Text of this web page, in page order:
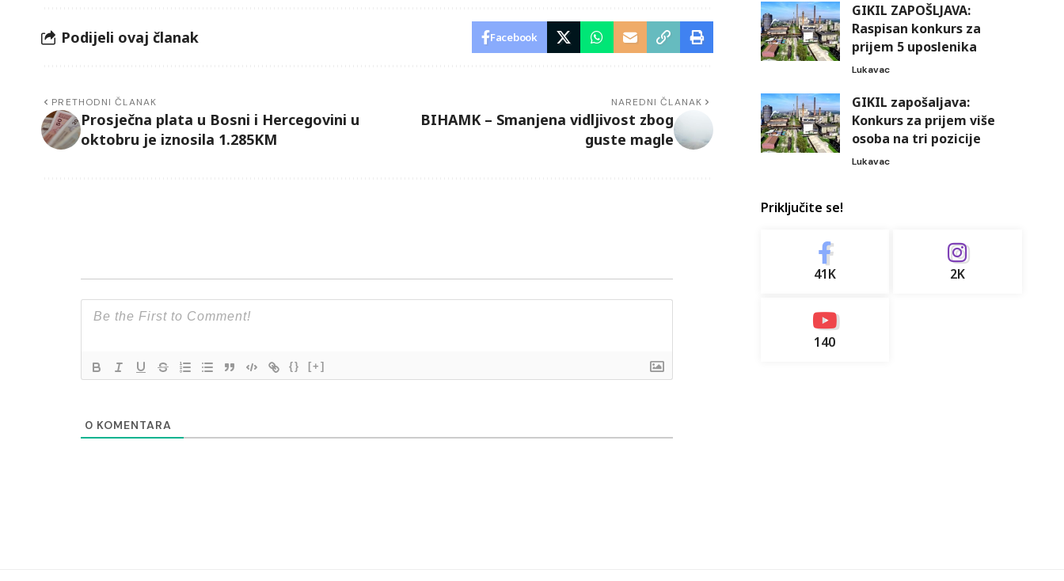
Podijeli ovaj članak Facebook
PRETHODNI ČLANAK
Prosječna plata u Bosni i Hercegovini u
oktobru je iznosila 1.285KM
NAREDNI ČLANAK
BIHAMK – Smanjena vidljivost zbog
guste magle
{} [+]
0 KOMENTARA
GIKIL ZAPOŠLJAVA:
Raspisan konkurs za
prijem 5 uposlenika
Lukavac
GIKIL zapošaljava:
Konkurs za prijem više
osoba na tri pozicije
Lukavac
Priključite se!
41K 2K
140